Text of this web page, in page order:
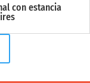
con estancia